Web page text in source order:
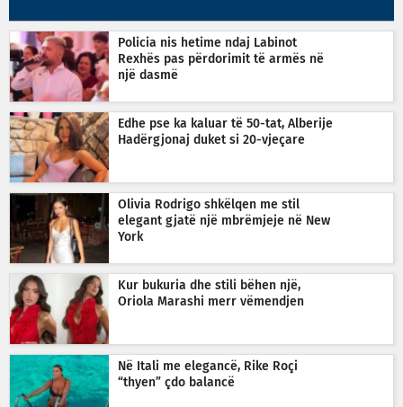
Policia nis hetime ndaj Labinot
Rexhës pas përdorimit të armës në
një dasmë
Edhe pse ka kaluar të 50-tat, Alberije
Hadërgjonaj duket si 20-vjeçare
Olivia Rodrigo shkëlqen me stil
elegant gjatë një mbrëmjeje në New
York
Kur bukuria dhe stili bëhen një,
Oriola Marashi merr vëmendjen
Në Itali me elegancë, Rike Roçi
“thyen” çdo balancë